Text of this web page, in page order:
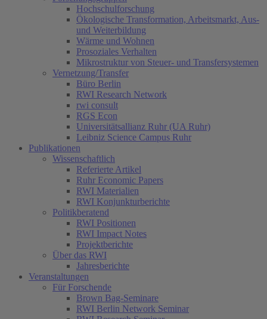
Hochschulforschung
Ökologische Transformation, Arbeitsmarkt, Aus-
und Weiterbildung
Wärme und Wohnen
Prosoziales Verhalten
Mikrostruktur von Steuer- und Transfersystemen
Vernetzung/Transfer
Büro Berlin
RWI Research Network
rwi consult
RGS Econ
Universitätsallianz Ruhr (UA Ruhr)
Leibniz Science Campus Ruhr
Publikationen
Wissenschaftlich
Referierte Artikel
Ruhr Economic Papers
RWI Materialien
RWI Konjunkturberichte
Politikberatend
RWI Positionen
RWI Impact Notes
Projektberichte
Über das RWI
Jahresberichte
Veranstaltungen
Für Forschende
Brown Bag-Seminare
RWI Berlin Network Seminar